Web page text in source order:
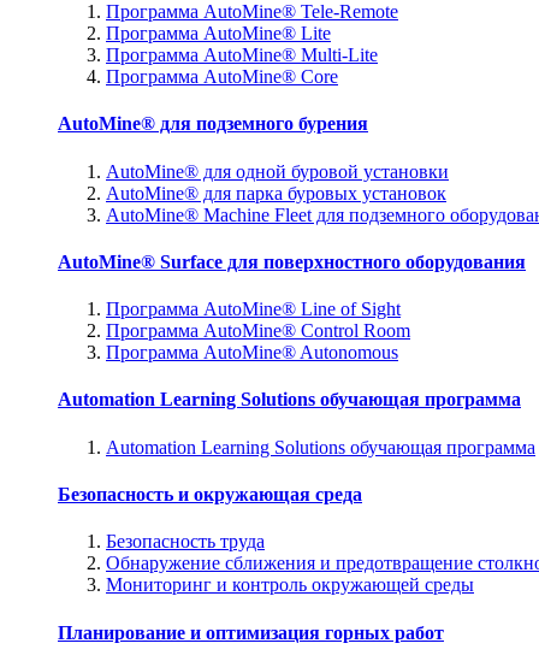
Программа AutoMine® Tele-Remote
Программа AutoMine® Lite
Программа AutoMine® Multi-Lite
Программа AutoMine® Core
AutoMine® для подземного бурения
AutoMine® для одной буровой установки
AutoMine® для парка буровых установок
AutoMine® Machine Fleet для подземного
AutoMine® Surface для поверхностного оборудования
Программа AutoMine® Line of Sight
Программа AutoMine® Control Room
Программа AutoMine® Autonomous
Automation Learning Solutions обучающая программа
Automation Learning Solutions обучающая программа
Безопасность и окружающая среда
Безопасность труда
Обнаружение сближения и предотвращение
Мониторинг и контроль окружающей среды
Планирование и оптимизация горных работ